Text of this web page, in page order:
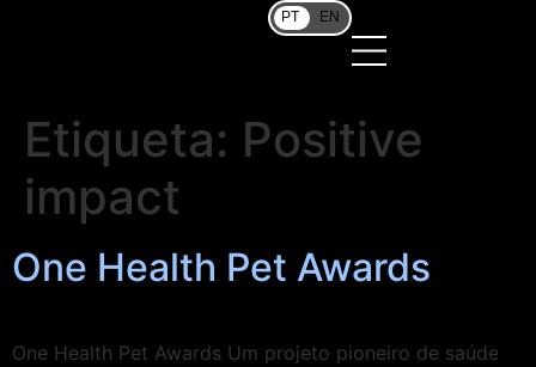
PT EN
Etiqueta: Positive
impact
One Health Pet Awards
One Health Pet Awards Um projeto pioneiro de saúde